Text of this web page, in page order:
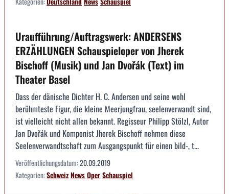
Uraufführung/Auftragswerk: ANDERSENS
ERZÄHLUNGEN Schauspieloper von Jherek
Bischoff (Musik) und Jan Dvořák (Text) im
Theater Basel
Dass der dänische Dichter H. C. Andersen und seine wohl
berühmteste Figur, die kleine Meerjungfrau, seelenverwandt sind,
ist vielleicht nicht allen bekannt. Regisseur Philipp Stölzl, Autor
Jan Dvořák und Komponist Jherek Bischoff nehmen diese
Seelenverwandtschaft zum Ausgangspunkt für einen bild-, t...
Veröffentlichungsdatum:20.09.2019
Kategorien:SchweizNewsOperSchauspiel